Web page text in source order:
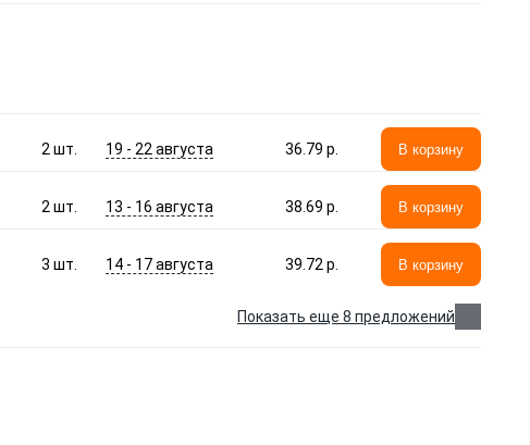
2 шт. 19 - 22 августа 36.79 p. В корзину
2 шт. 13 - 16 августа 38.69 p. В корзину
3 шт. 14 - 17 августа 39.72 p. В корзину
Показать еще 8 предложений